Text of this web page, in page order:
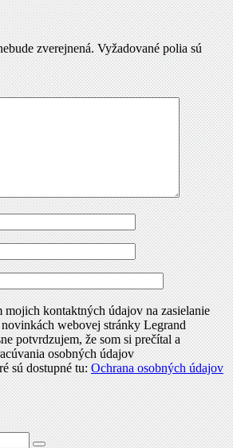
zverejnená.Vyžadované polia sú
kontaktných údajov na zasielanie
webovej stránky Legrand
potvrdzujem, že som si prečítal a
osobných údajov
sú dostupné tu:Ochrana osobných údajov